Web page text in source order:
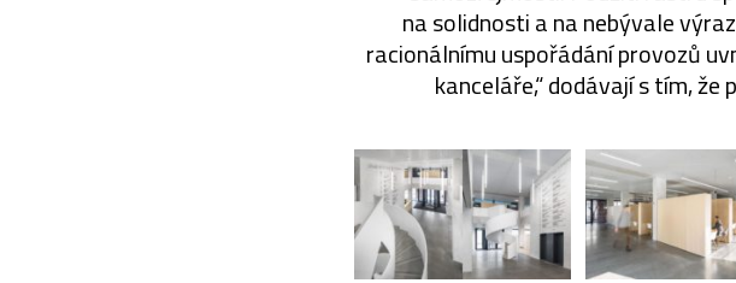
na solidnosti a na nebývale
racionálnímu uspořádání provozů
kanceláře,“ dodávají s tím,